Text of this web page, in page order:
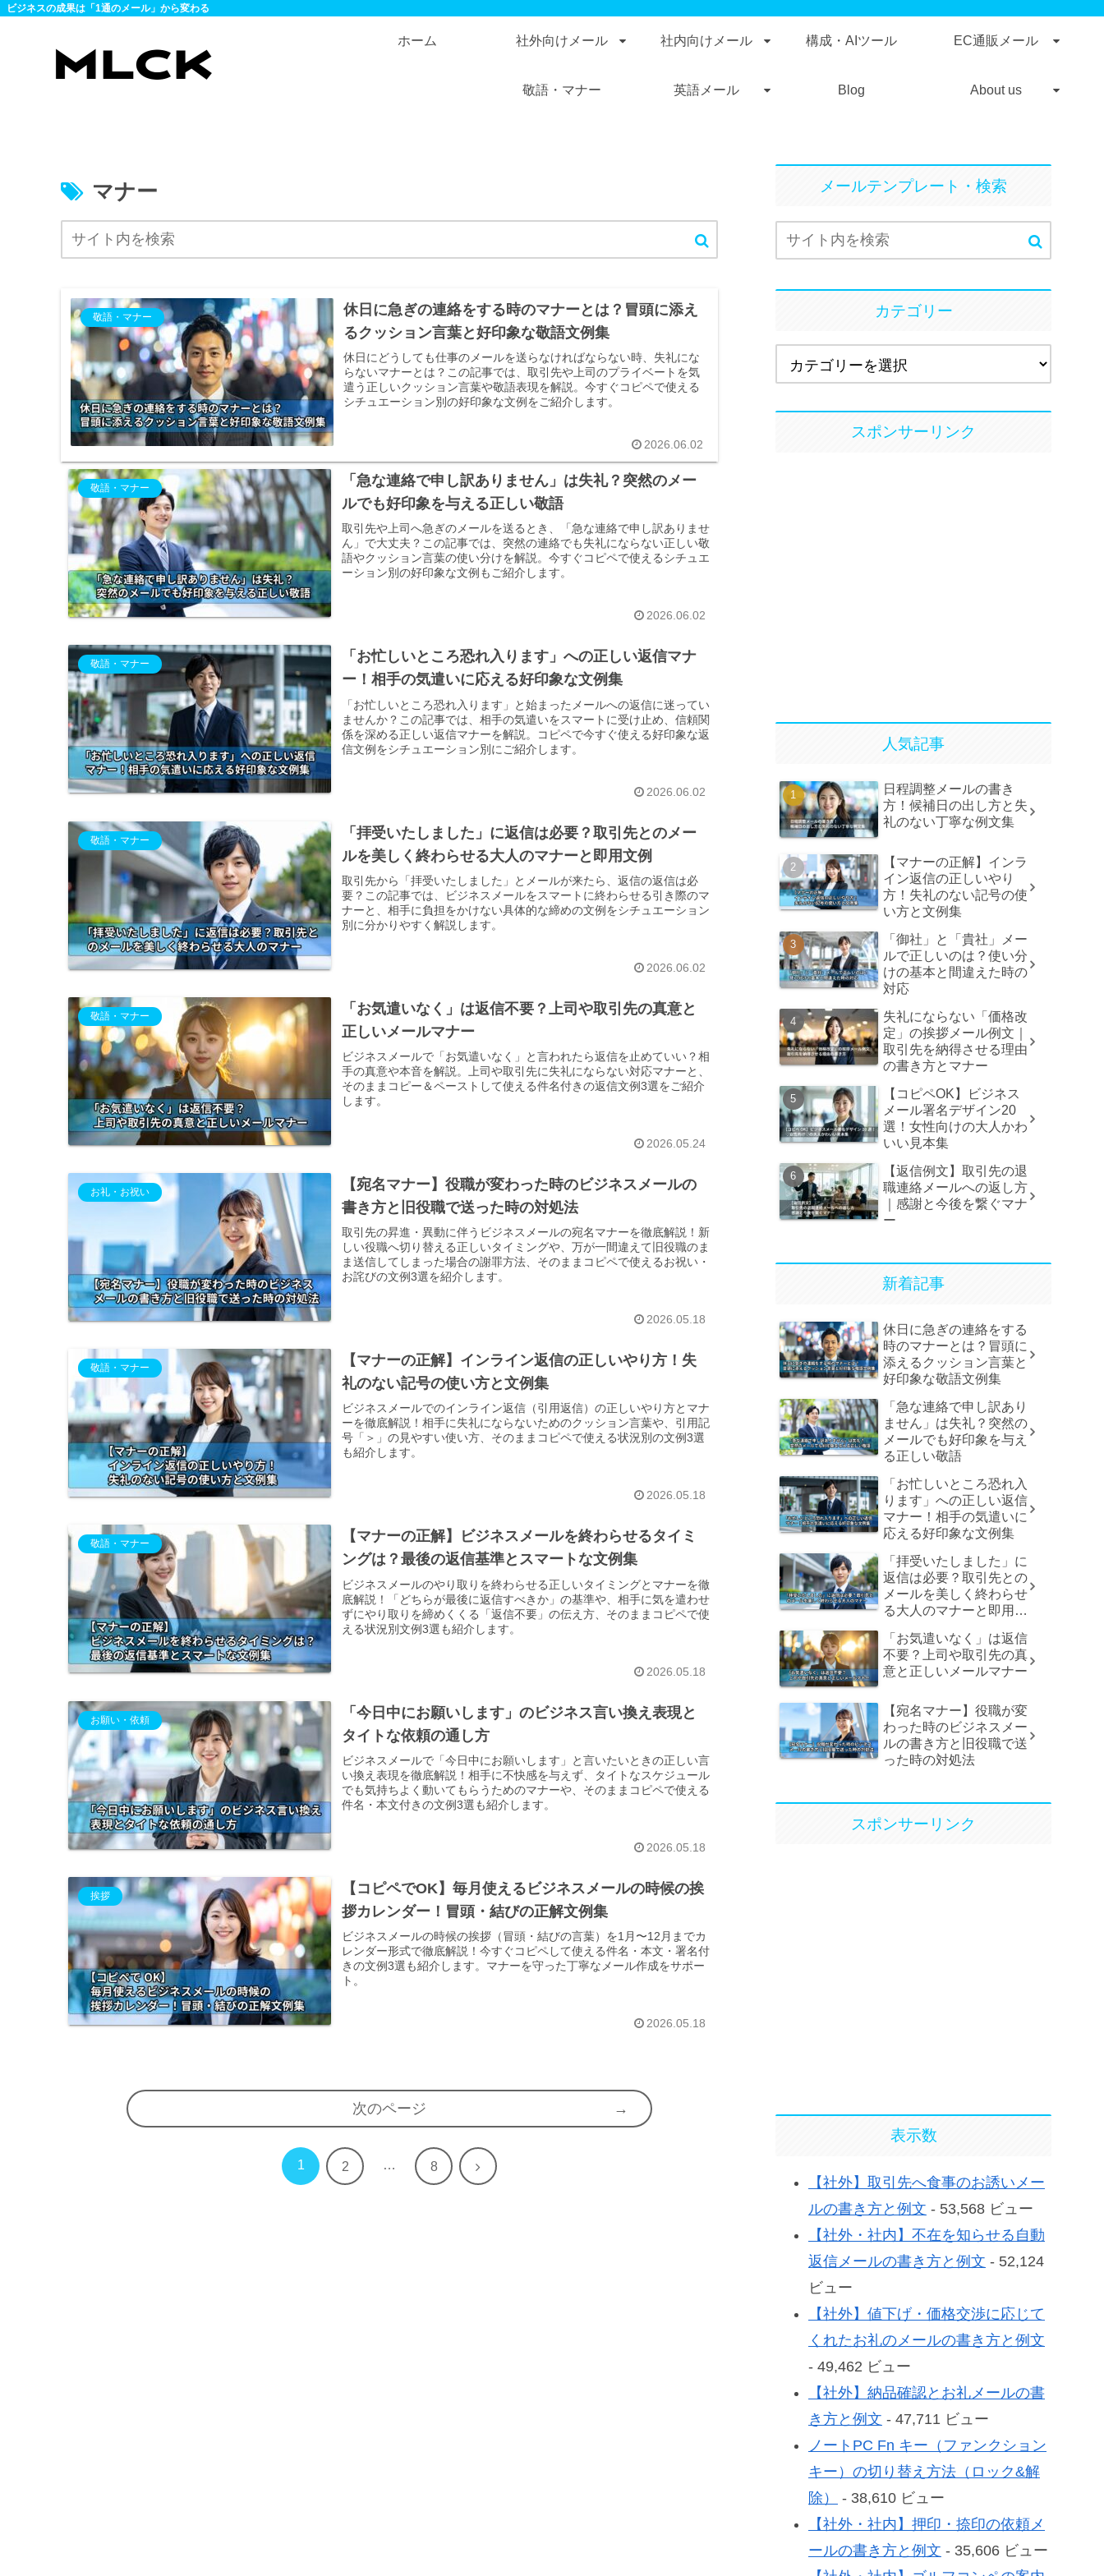
ビジネスの成果は「1通のメール」から変わる
ホーム 社外向けメール 社内向けメール 構成・AIツール EC通販メール
敬語・マナー 英語メール Blog About us
マナー
敬語・マナー
休日に急ぎの連絡をする時のマナーとは？冒頭に添え
るクッション言葉と好印象な敬語文例集
休日にどうしても仕事のメールを送らなければならない時、失礼にな
らないマナーとは？この記事では、取引先や上司のプライベートを気
遣う正しいクッション言葉や敬語表現を解説。今すぐコピペで使える
シチュエーション別の好印象な文例をご紹介します。
2026.06.02
敬語・マナー
「急な連絡で申し訳ありません」は失礼？突然のメー
ルでも好印象を与える正しい敬語
取引先や上司へ急ぎのメールを送るとき、「急な連絡で申し訳ありませ
ん」で大丈夫？この記事では、突然の連絡でも失礼にならない正しい敬
語やクッション言葉の使い分けを解説。今すぐコピペで使えるシチュエ
ーション別の好印象な文例もご紹介します。
2026.06.02
敬語・マナー
「お忙しいところ恐れ入ります」への正しい返信マナ
ー！相手の気遣いに応える好印象な文例集
「お忙しいところ恐れ入ります」と始まったメールへの返信に迷ってい
ませんか？この記事では、相手の気遣いをスマートに受け止め、信頼関
係を深める正しい返信マナーを解説。コピペで今すぐ使える好印象な返
信文例をシチュエーション別にご紹介します。
2026.06.02
敬語・マナー
「拝受いたしました」に返信は必要？取引先とのメー
ルを美しく終わらせる大人のマナーと即用文例
取引先から「拝受いたしました」とメールが来たら、返信の返信は必
要？この記事では、ビジネスメールをスマートに終わらせる引き際のマ
ナーと、相手に負担をかけない具体的な締めの文例をシチュエーション
別に分かりやすく解説します。
2026.06.02
敬語・マナー
「お気遣いなく」は返信不要？上司や取引先の真意と
正しいメールマナー
ビジネスメールで「お気遣いなく」と言われたら返信を止めていい？相
手の真意や本音を解説。上司や取引先に失礼にならない対応マナーと、
そのままコピー＆ペーストして使える件名付きの返信文例3選をご紹介
します。
2026.05.24
お礼・お祝い
【宛名マナー】役職が変わった時のビジネスメールの
書き方と旧役職で送った時の対処法
取引先の昇進・異動に伴うビジネスメールの宛名マナーを徹底解説！新
しい役職へ切り替える正しいタイミングや、万が一間違えて旧役職のま
ま送信してしまった場合の謝罪方法、そのままコピペで使えるお祝い・
お詫びの文例3選を紹介します。
2026.05.18
敬語・マナー
【マナーの正解】インライン返信の正しいやり方！失
礼のない記号の使い方と文例集
ビジネスメールでのインライン返信（引用返信）の正しいやり方とマナ
ーを徹底解説！相手に失礼にならないためのクッション言葉や、引用記
号「＞」の見やすい使い方、そのままコピペで使える状況別の文例3選
も紹介します。
2026.05.18
敬語・マナー
【マナーの正解】ビジネスメールを終わらせるタイミ
ングは？最後の返信基準とスマートな文例集
ビジネスメールのやり取りを終わらせる正しいタイミングとマナーを徹
底解説！「どちらが最後に返信すべきか」の基準や、相手に気を遣わせ
ずにやり取りを締めくくる「返信不要」の伝え方、そのままコピペで使
える状況別文例3選も紹介します。
2026.05.18
お願い・依頼
「今日中にお願いします」のビジネス言い換え表現と
タイトな依頼の通し方
ビジネスメールで「今日中にお願いします」と言いたいときの正しい言
い換え表現を徹底解説！相手に不快感を与えず、タイトなスケジュール
でも気持ちよく動いてもらうためのマナーや、そのままコピペで使える
件名・本文付きの文例3選も紹介します。
2026.05.18
挨拶
【コピペでOK】毎月使えるビジネスメールの時候の挨
拶カレンダー！冒頭・結びの正解文例集
ビジネスメールの時候の挨拶（冒頭・結びの言葉）を1月〜12月までカ
レンダー形式で徹底解説！今すぐコピペして使える件名・本文・署名付
きの文例3選も紹介します。マナーを守った丁寧なメール作成をサポー
ト。
2026.05.18
次のページ
1 2 … 8 次
メールテンプレート・検索
カテゴリー
スポンサーリンク
人気記事
日程調整メールの書き
方！候補日の出し方と失
礼のない丁寧な例文集
【マナーの正解】インラ
イン返信の正しいやり
方！失礼のない記号の使
い方と文例集
「御社」と「貴社」メー
ルで正しいのは？使い分
けの基本と間違えた時の
対応
失礼にならない「価格改
定」の挨拶メール例文｜
取引先を納得させる理由
の書き方とマナー
【コピペOK】ビジネス
メール署名デザイン20
選！女性向けの大人かわ
いい見本集
【返信例文】取引先の退
職連絡メールへの返し方
｜感謝と今後を繋ぐマナ
ー
新着記事
休日に急ぎの連絡をする
時のマナーとは？冒頭に
添えるクッション言葉と
好印象な敬語文例集
「急な連絡で申し訳あり
ません」は失礼？突然の
メールでも好印象を与え
る正しい敬語
「お忙しいところ恐れ入
ります」への正しい返信
マナー！相手の気遣いに
応える好印象な文例集
「拝受いたしました」に
返信は必要？取引先との
メールを美しく終わらせ
る大人のマナーと即用文
「お気遣いなく」は返信
不要？上司や取引先の真
意と正しいメールマナー
【宛名マナー】役職が変
わった時のビジネスメー
ルの書き方と旧役職で送
った時の対処法
スポンサーリンク
表示数
【社外】取引先へ食事のお誘いメー
ルの書き方と例文 - 53,568 ビュー
【社外・社内】不在を知らせる自動
返信メールの書き方と例文 - 52,124
ビュー
【社外】値下げ・価格交渉に応じて
くれたお礼のメールの書き方と例文
- 49,462 ビュー
【社外】納品確認とお礼メールの書
き方と例文 - 47,711 ビュー
ノートPC Fn キー（ファンクション
キー）の切り替え方法（ロック&解
除）
- 38,610 ビュー
【社外・社内】押印・捺印の依頼メ
ールの書き方と例文 - 35,606 ビュー